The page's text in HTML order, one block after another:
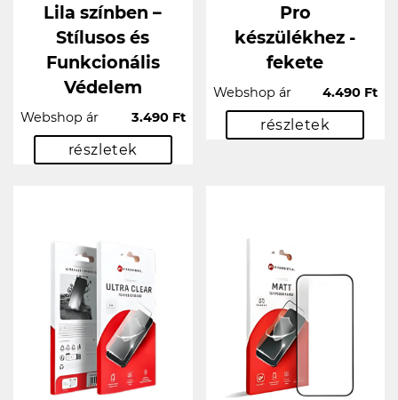
Lila színben –
Stílusos és
Funkcionális
Védelem
Webshop ár 3.490 Ft
részletek
Pro
készülékhez -
fekete
Webshop ár 4.490 Ft
részletek